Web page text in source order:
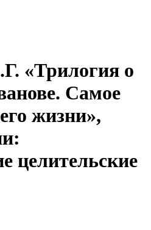
«Трилогия о
Самое
жизни»,
целительские